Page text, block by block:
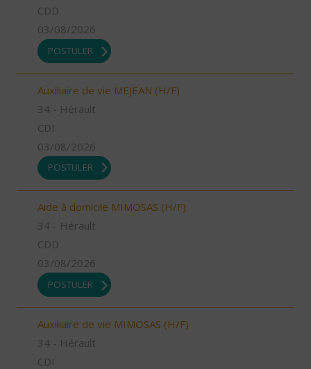
CDD
03/08/2026
POSTULER
Auxiliaire de vie MEJEAN (H/F)
34 - Hérault
CDI
03/08/2026
POSTULER
Aide à domicile MIMOSAS (H/F)
34 - Hérault
CDD
03/08/2026
POSTULER
Auxiliaire de vie MIMOSAS (H/F)
34 - Hérault
CDI